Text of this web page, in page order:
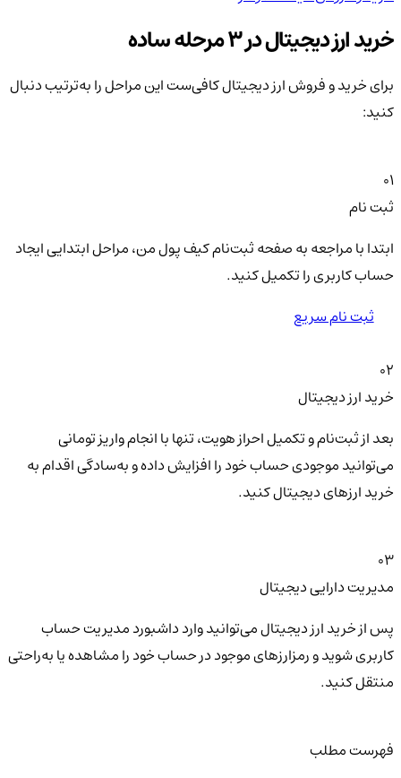
خرید ارز دیجیتال در 3 مرحله ساده
برای خرید و فروش ارز دیجیتال کافی‌ست این مراحل را به‌ترتیب دنبال
کنید:
01
ثبت نام
ابتدا با مراجعه به صفحه ثبت‌نام کیف‌ پول من، مراحل ابتدایی ایجاد
حساب کاربری را تکمیل کنید.
ثبت نام سریع
02
خرید ارز دیجیتال
بعد از ثبت‌نام و تکمیل احراز هویت، تنها با انجام واریز تومانی
می‌توانید موجودی حساب خود را افزایش داده و به‌سادگی اقدام به
خرید ارزهای دیجیتال کنید.
03
مدیریت دارایی دیجیتال
پس از خرید ارز دیجیتال می‌توانید وارد داشبورد مدیریت حساب
کاربری شوید و رمزارزهای موجود در حساب خود را مشاهده یا به‌راحتی
منتقل کنید.
فهرست مطلب